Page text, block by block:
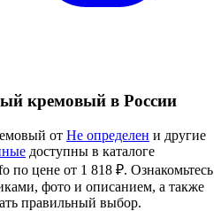
кремовый в России
от Не определен и другие
доступны в каталоге
по цене от 1 818 ₽. Ознакомьтесь
фото и описанием, а также
правильный выбор.